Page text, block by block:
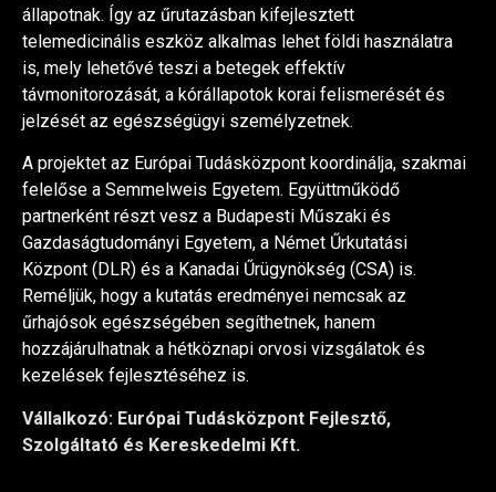
állapotnak. Így az űrutazásban kifejlesztett
telemedicinális eszköz alkalmas lehet földi használatra
is, mely lehetővé teszi a betegek effektív
távmonitorozását, a kórállapotok korai felismerését és
jelzését az egészségügyi személyzetnek.
A projektet az Európai Tudásközpont koordinálja, szakmai
felelőse a Semmelweis Egyetem. Együttműködő
partnerként részt vesz a Budapesti Műszaki és
Gazdaságtudományi Egyetem, a Német Űrkutatási
Központ (DLR) és a Kanadai Űrügynökség (CSA) is.
Reméljük, hogy a kutatás eredményei nemcsak az
űrhajósok egészségében segíthetnek, hanem
hozzájárulhatnak a hétköznapi orvosi vizsgálatok és
kezelések fejlesztéséhez is.
Vállalkozó: Európai Tudásközpont Fejlesztő,
Szolgáltató és Kereskedelmi Kft.